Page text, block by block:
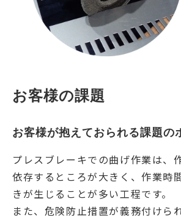
お客様の課題
お客様が抱えておられる課題の
プレスブレーキでの曲げ作業は、
依存するところが大きく、作業時
きが生じることが多い工程です。
また、危険防止措置が義務付けら